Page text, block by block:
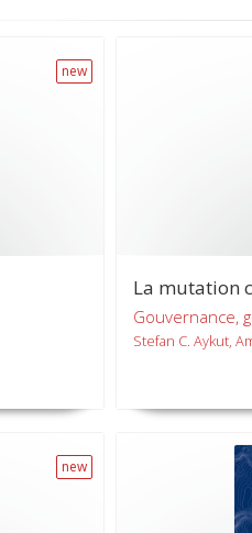
new
La mutation
Gouvernance,
Stefan C. Aykut,
new